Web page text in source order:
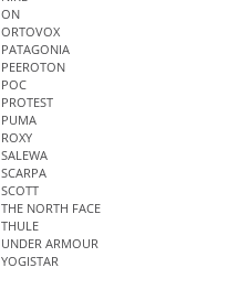
ON
ORTOVOX
PATAGONIA
PEEROTON
POC
PROTEST
PUMA
ROXY
SALEWA
SCARPA
SCOTT
THE NORTH FACE
THULE
UNDER ARMOUR
YOGISTAR